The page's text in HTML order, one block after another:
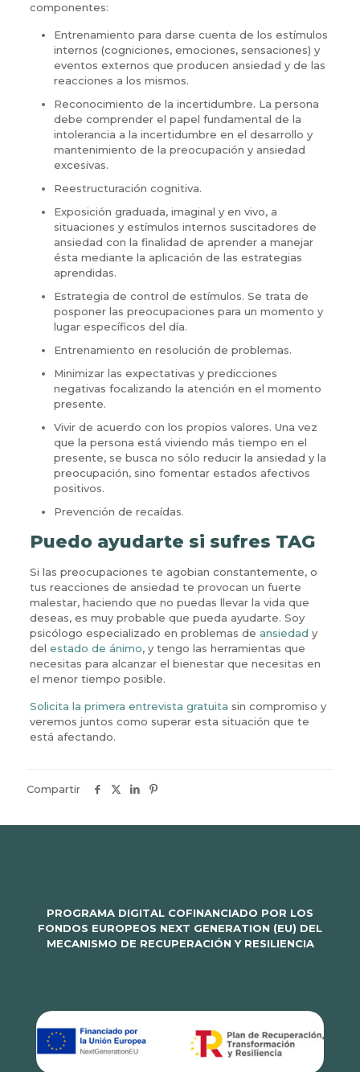
componentes:
Entrenamiento para darse cuenta de los estímulos
internos (cogniciones, emociones, sensaciones) y
eventos externos que producen ansiedad y de las
reacciones a los mismos.
Reconocimiento de la incertidumbre. La persona
debe comprender el papel fundamental de la
intolerancia a la incertidumbre en el desarrollo y
mantenimiento de la preocupación y ansiedad
excesivas.
Reestructuración cognitiva.
Exposición graduada, imaginal y en vivo, a
situaciones y estímulos internos suscitadores de
ansiedad con la finalidad de aprender a manejar
ésta mediante la aplicación de las estrategias
aprendidas.
Estrategia de control de estímulos. Se trata de
posponer las preocupaciones para un momento y
lugar específicos del día.
Entrenamiento en resolución de problemas.
Minimizar las expectativas y predicciones
negativas focalizando la atención en el momento
presente.
Vivir de acuerdo con los propios valores. Una vez
que la persona está viviendo más tiempo en el
presente, se busca no sólo reducir la ansiedad y la
preocupación, sino fomentar estados afectivos
positivos.
Prevención de recaídas.
Puedo ayudarte si sufres TAG
Si las preocupaciones te agobian constantemente, o
tus reacciones de ansiedad te provocan un fuerte
malestar, haciendo que no puedas llevar la vida que
deseas, es muy probable que pueda ayudarte. Soy
psicólogo especializado en problemas de ansiedad y
del estado de ánimo, y tengo las herramientas que
necesitas para alcanzar el bienestar que necesitas en
el menor tiempo posible.
Solicita la primera entrevista gratuita sin compromiso y
veremos juntos como superar esta situación que te
está afectando.
Compartir
PROGRAMA DIGITAL COFINANCIADO POR LOS
FONDOS EUROPEOS NEXT GENERATION (EU) DEL
MECANISMO DE RECUPERACIÓN Y RESILIENCIA